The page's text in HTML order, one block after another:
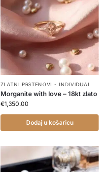
ZLATNI PRSTENOVI - INDIVIDUAL
Morganite with love – 18kt zlato
€1,350.00
Dodaj u košaricu